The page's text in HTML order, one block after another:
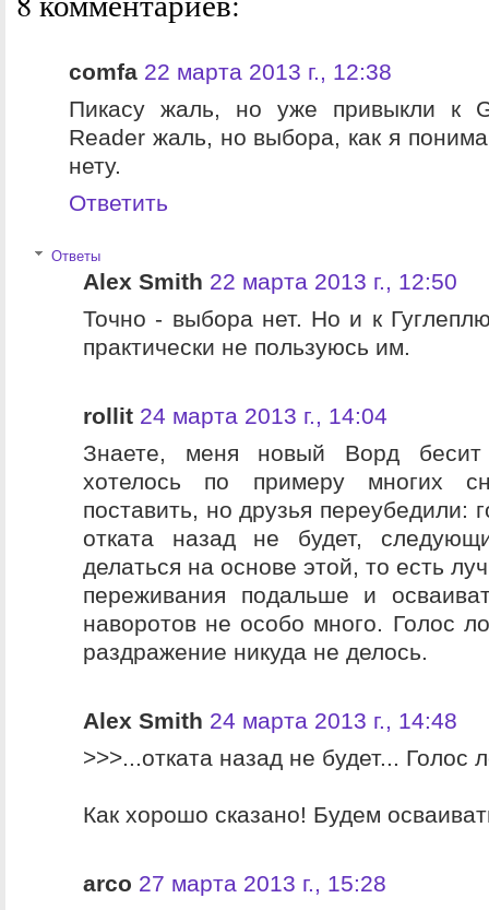
comfa 22 марта 2013 г., 12:38
Пикасу жаль, но уже привыкли к
Reader жаль, но выбора, как я
нету.
Ответить
Ответы
Alex Smith 22 марта 2013 г., 12:50
Точно - выбора нет. Но и к
практически не пользуюсь им.
rollit 24 марта 2013 г., 14:04
Знаете, меня новый Ворд
хотелось по примеру многих
поставить, но друзья переубедили:
отката назад не будет,
делаться на основе этой, то есть
переживания подальше и
наворотов не особо много. Голос
раздражение никуда не делось.
Alex Smith 24 марта 2013 г., 14:48
>>>...отката назад не будет... Голос
Как хорошо сказано! Будем
arco 27 марта 2013 г., 15:28